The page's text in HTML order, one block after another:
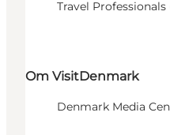
Travel Professionals
Om VisitDenmark
Denmark Media